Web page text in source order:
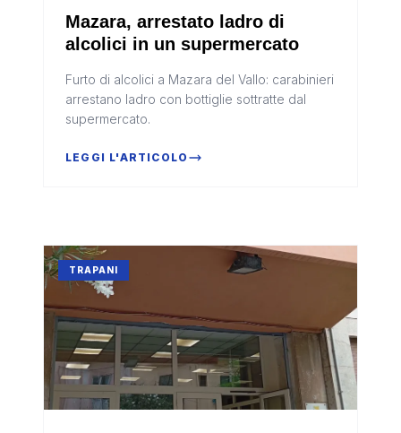
Mazara, arrestato ladro di
alcolici in un supermercato
Furto di alcolici a Mazara del Vallo: carabinieri
arrestano ladro con bottiglie sottratte dal
supermercato.
LEGGI L'ARTICOLO
TRAPANI